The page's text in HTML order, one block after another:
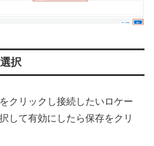
択
クリックし接続したいロケー
して有効にしたら保存をクリ